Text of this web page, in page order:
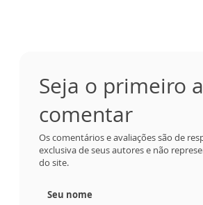
Seja o primeiro a
comentar
Os comentários e avaliações são de
exclusiva de seus autores e não
do site.
Seu nome